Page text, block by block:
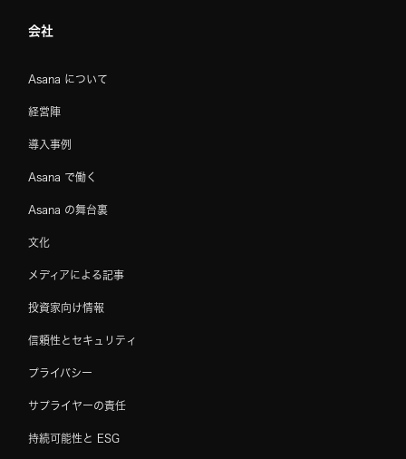
会社
Asana について
経営陣
導入事例
Asana で働く
Asana の舞台裏
文化
メディアによる記事
投資家向け情報
信頼性とセキュリティ
プライバシー
サプライヤーの責任
持続可能性と ESG